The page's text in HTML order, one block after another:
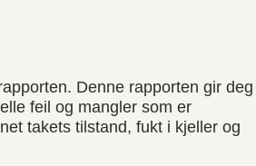
Denne rapporten gir deg
feil og mangler som er
takets tilstand, fukt i kjeller og